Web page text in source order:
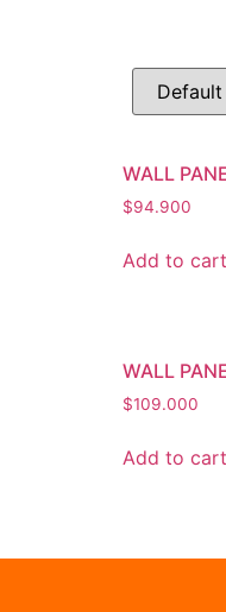
WALL
$94.900
Add to cart
WALL
$109.000
Add to cart